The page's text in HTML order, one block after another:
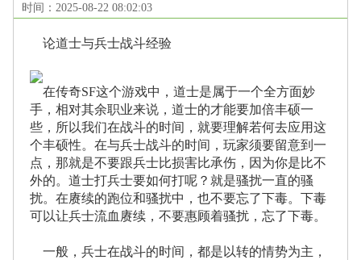
时间：2025-08-22 08:02:03
论道士与兵士战斗经验
在传奇SF这个游戏中，道士是属于一个全方面妙
手，相对其余职业来说，道士的才能要加倍丰硕一
些，所以我们在战斗的时间，就要理解若何去应用这
个丰硕性。在与兵士战斗的时间，玩家须要留意到一
点，那就是不要跟兵士比损害比承伤，因为你是比不
外的。道士打兵士要如何打呢？就是骚扰一直的骚
扰。在赓续的跑位和骚扰中，也不要忘了下毒。下毒
可以让兵士流血赓续，不要惠顾着骚扰，忘了下毒。
一般，兵士在战斗的时间，都是以转的情势为主，